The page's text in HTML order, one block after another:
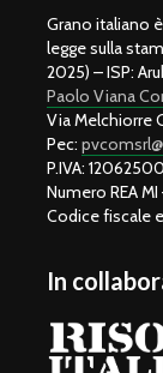
Grano italiano
legge sulla
2025) – ISP:
Paolo Viana
Via Melchiorre
Pec:
P.IVA:
Numero REA
Codice fiscale
In